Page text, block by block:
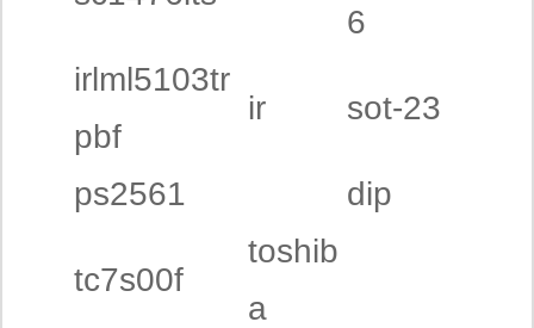
6
irlml5103tr
pbf
ir sot-23
ps2561 dip
tc7s00f
toshib
a